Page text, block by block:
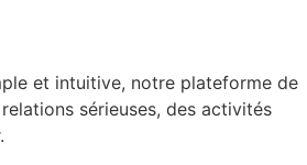
et intuitive, notre plateforme de
sérieuses, des activités